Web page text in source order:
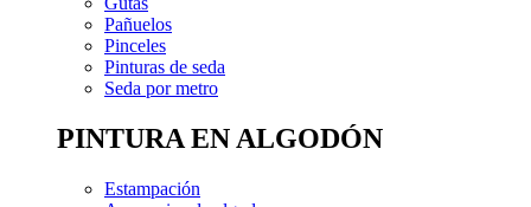
Pañuelos
Pinceles
Pinturas de seda
Seda por metro
PINTURA EN ALGODÓN
Estampación